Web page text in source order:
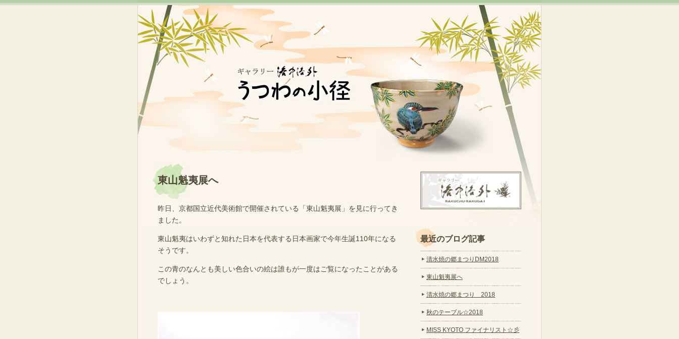
東山魁夷展へ
昨日、京都国立近代美術館で開催されている「東山魁夷展」を見に行ってき
ました。
東山魁夷はいわずと知れた日本を代表する日本画家で今年生誕110年になる
そうです。
この青のなんとも美しい色合いの絵は誰もが一度はご覧になったことがある
でしょう。
最近のブログ記事
清水焼の郷まつりDM2018
東山魁夷展へ
清水焼の郷まつり 2018
秋のテーブル☆2018
MISS KYOTO ファイナリスト☆彡